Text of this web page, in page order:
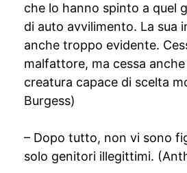
che lo hanno spinto a quel
di auto avvilimento. La sua
anche troppo evidente.
malfattore, ma cessa
creatura capace di scelta
Burgess)
– Dopo tutto, non vi sono
solo genitori illegittimi.